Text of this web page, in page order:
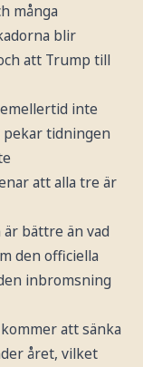
många
blir
att Trump till
inte
pekar tidningen
att alla tre är
bättre än vad
den officiella
inbromsning
att sänka
året, vilket